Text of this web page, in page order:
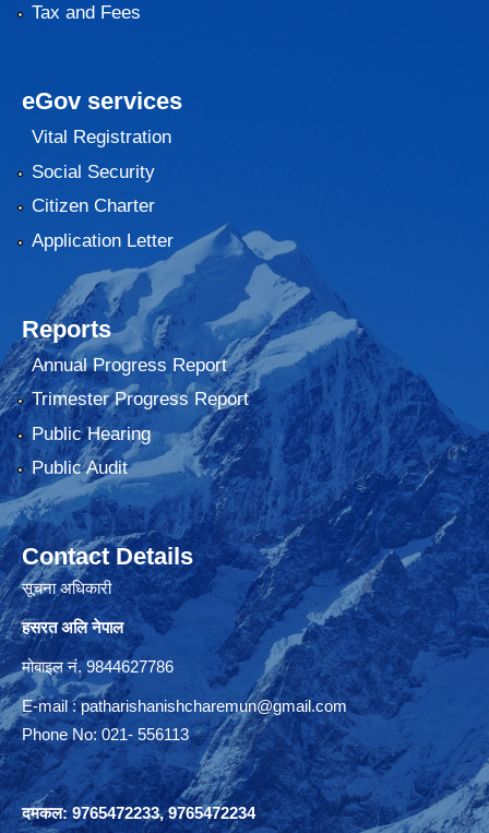
Tax and Fees
eGov services
Vital Registration
Social Security
Citizen Charter
Application Letter
Reports
Annual Progress Report
Trimester Progress Report
Public Hearing
Public Audit
Contact Details
सूचना अधिकारी
हसरत अलि नेपाल
मोबाइल नं. 9844627786
E-mail :patharishanishcharemun@gmail.com
Phone No: 021- 556113
दमकल: 9765472233, 9765472234